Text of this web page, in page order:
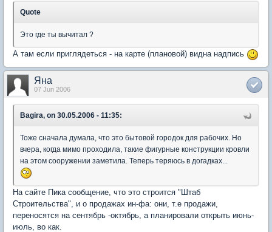
Quote
Это где ты вычитал ?
А там если приглядеться - на карте (плановой) видна надпись
Яна
07 Jun 2006
Bagira, on 30.05.2006 - 11:35:
Тоже сначала думала, что это бытовой городок для рабочих. Но
вчера, когда мимо проходила, такие фигурные конструкции кровли
на этом сооружении заметила. Теперь теряюсь в догадках...
На сайте Пика сообщение, что это строится "Штаб
Строительства", и о продажах ин-фа: они, т.е продажи,
переносятся на сентябрь -октябрь, а планировали открыть июнь-
июль, во как.